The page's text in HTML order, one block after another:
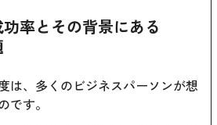
率とその背景にある
は、多くのビジネスパーソンが想
です。